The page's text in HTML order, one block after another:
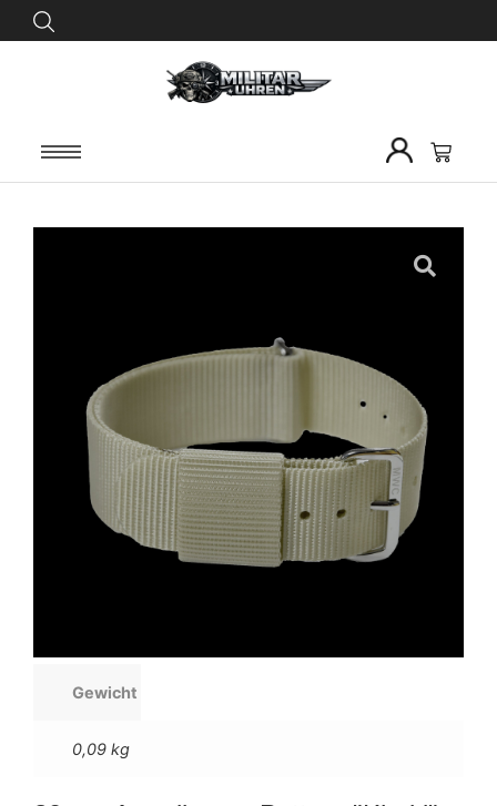
Gewicht
0,09 kg